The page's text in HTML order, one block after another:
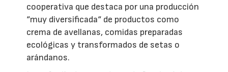
cooperativa que destaca por una producción
“muy diversificada“ de productos como
crema de avellanas, comidas preparadas
ecológicas y transformados de setas o
arándanos.